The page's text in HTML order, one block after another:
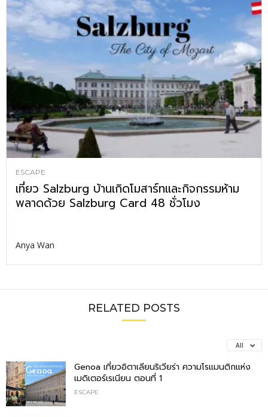
ESCAPE
เที่ยว Salzburg บ้านเกิดโมสาร์ทและกิจกรรมห้าม
พลาดด้วย Salzburg Card 48 ชั่วโมง
Anya Wan
RELATED POSTS
All
Genoa เที่ยวอิตาเลียนริเวียร่า ความโรแมนติกแห่ง
เมดิเตอร์เรเนียน ตอนที่ 1
ESCAPE